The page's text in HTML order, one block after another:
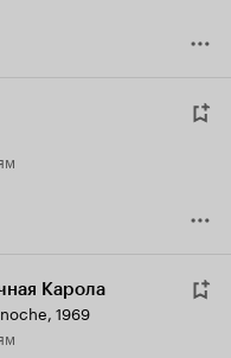
Карола
, 1969